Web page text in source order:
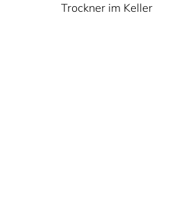
Trockner im Keller